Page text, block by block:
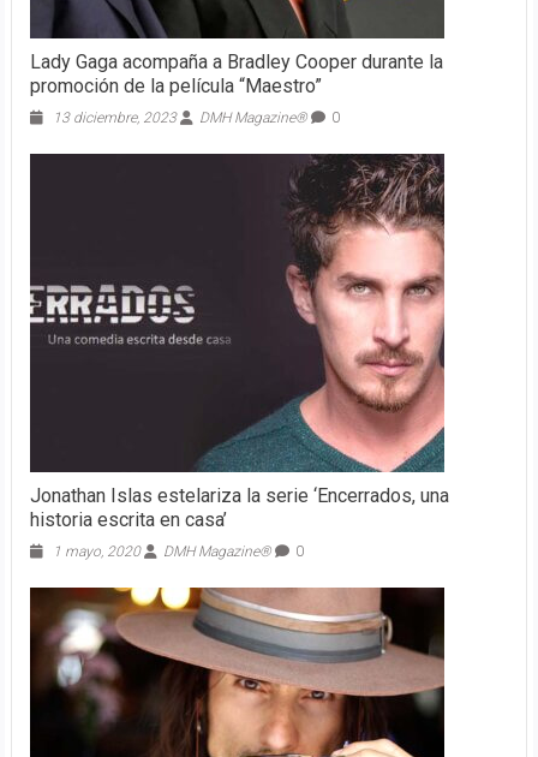
Lady Gaga acompaña a Bradley Cooper durante la
promoción de la película “Maestro”
13 diciembre, 2023 DMH Magazine® 0
Jonathan Islas estelariza la serie ‘Encerrados, una
historia escrita en casa’
1 mayo, 2020 DMH Magazine® 0